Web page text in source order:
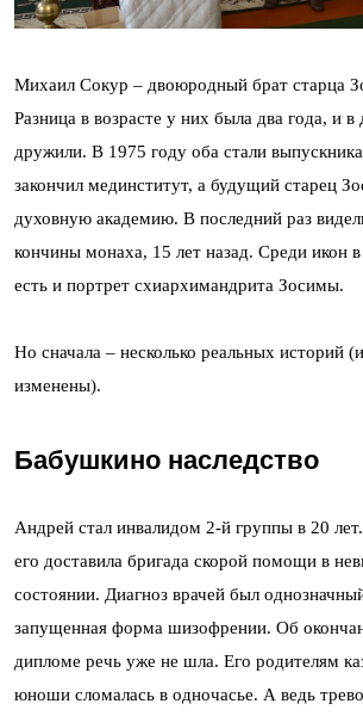
Михаил Сокур – двоюродный брат старца
Разница в возрасте у них была два года, и в
дружили. В 1975 году оба стали
закончил мединститут, а будущий старец
духовную академию. В последний раз
кончины монаха, 15 лет назад. Среди икон в
есть и портрет схиархимандрита Зосимы.
Но сначала – несколько реальных историй
изменены).
Бабушкино наследство
Андрей стал инвалидом 2-й группы в 20
его доставила бригада скорой помощи в
состоянии. Диагноз врачей был
запущенная форма шизофрении. Об
дипломе речь уже не шла. Его родителям
юноши сломалась в одночасье. А ведь